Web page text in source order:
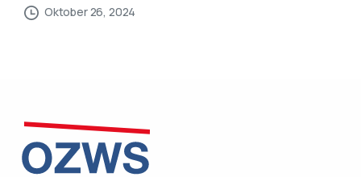
Oktober 26, 2024